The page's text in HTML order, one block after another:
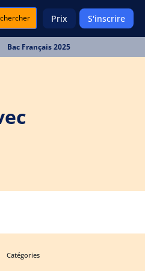
Prix S'inscrire
Bac Français 2025
Catégories